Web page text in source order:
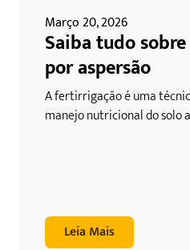
Março 20, 2026
Saiba tudo
por aspersão
A fertirrigação é uma
manejo nutricional do solo
Leia Mais